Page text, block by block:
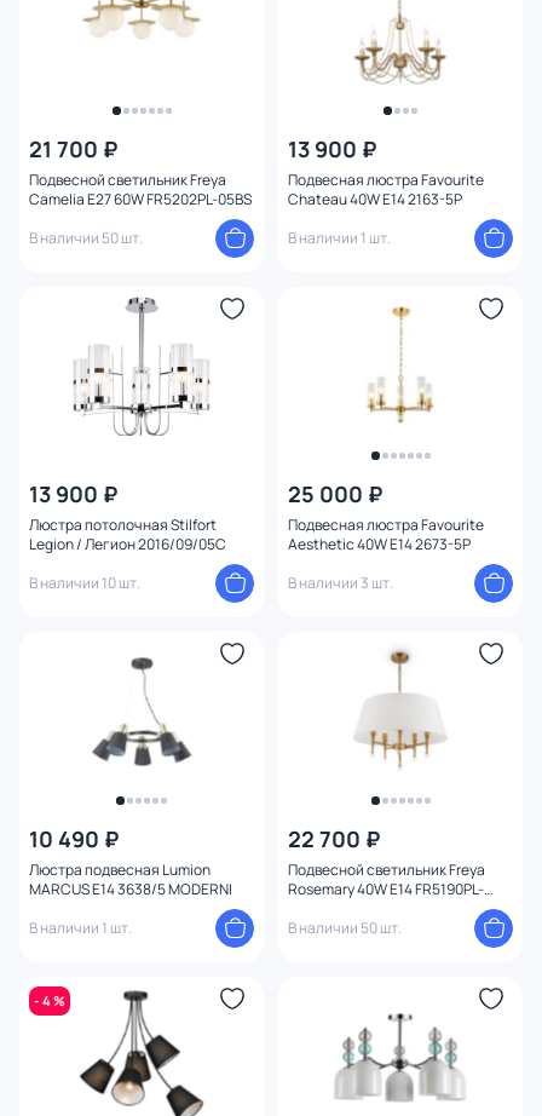
21 700 ₽
Подвесной светильник Freya
Camelia E27 60W FR5202PL-05BS
В наличии 50 шт.
13 900 ₽
Подвесная люстра Favourite
Chateau 40W E14 2163-5P
В наличии 1 шт.
13 900 ₽
Люстра потолочная Stilfort
Legion / Легион 2016/09/05C
В наличии 10 шт.
25 000 ₽
Подвесная люстра Favourite
Aesthetic 40W E14 2673-5P
В наличии 3 шт.
10 490 ₽
Люстра подвесная Lumion
MARCUS E14 3638/5 MODERNI
В наличии 1 шт.
22 700 ₽
Подвесной светильник Freya
Rosemary 40W E14 FR5190PL-
В наличии 50 шт.
- 4 %